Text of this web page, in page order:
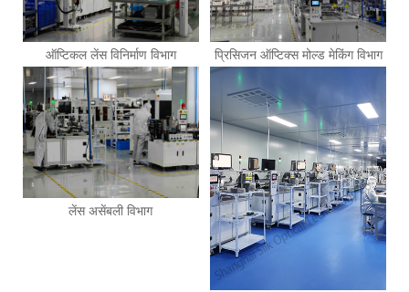
ऑप्टिकल लेंस विनिर्माण विभाग प्रिसिजन ऑप्टिक्स मोल्ड मेकिंग विभाग
लेंस असेंबली विभाग